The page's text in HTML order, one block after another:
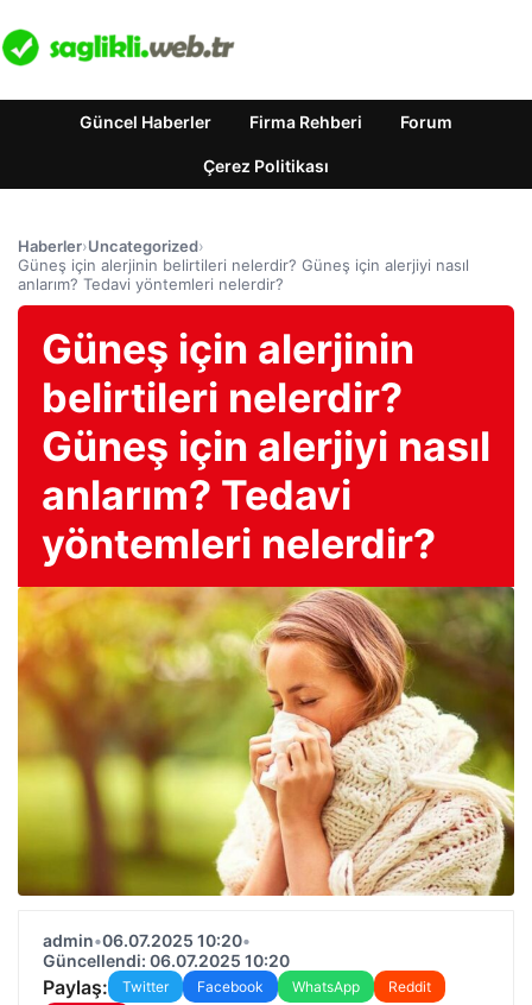
Güncel Haberler Firma Rehberi Forum
Çerez Politikası
Haberler›Uncategorized›
Güneş için alerjinin belirtileri nelerdir? Güneş için alerjiyi nasıl
anlarım? Tedavi yöntemleri nelerdir?
Güneş için alerjinin
belirtileri nelerdir?
Güneş için alerjiyi nasıl
anlarım? Tedavi
yöntemleri nelerdir?
admin•06.07.2025 10:20•
Güncellendi: 06.07.2025 10:20
Paylaş: Twitter Facebook WhatsApp
Reddit